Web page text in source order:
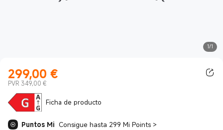
1/1
299,00 €
Current Price €299.00
PVR 349,00 €
Ficha de producto
Puntos Mi Consigue hasta 299 Mi Points >